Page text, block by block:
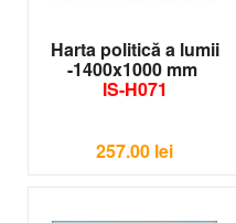
Harta politică a lumii
-1400x1000 mm
IS-H071
257.00 lei